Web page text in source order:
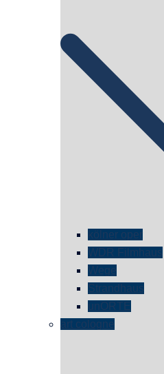
kölner oper
WDR Filmhaus
Wege
Strandhaus
unORTE
art cologne